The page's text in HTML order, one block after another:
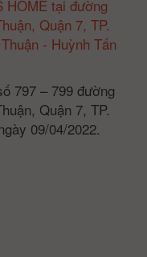
HOME tại đường
Quận 7, TP.
- Huỳnh Tấn
797 – 799 đường
Quận 7, TP.
09/04/2022.